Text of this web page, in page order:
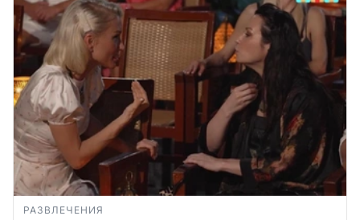
РАЗВЛЕЧЕНИЯ